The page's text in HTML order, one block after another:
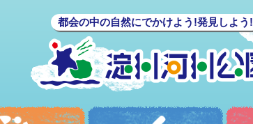
都会の中の自然にでかけよう!発見しよう!